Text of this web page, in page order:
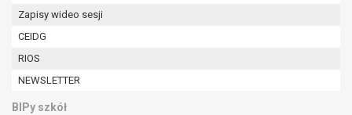
Zapisy wideo sesji
CEIDG
RIOS
NEWSLETTER
BIPy szkół